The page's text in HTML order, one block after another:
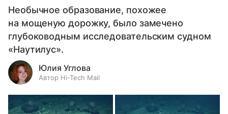
Необычное образование, похожее
на мощеную дорожку, было замечено
глубоководным исследовательским судном
«Наутилус».
Юлия Углова
Автор Hi-Tech Mail